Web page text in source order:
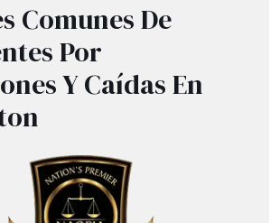
Comunes De
Por
Y Caídas En